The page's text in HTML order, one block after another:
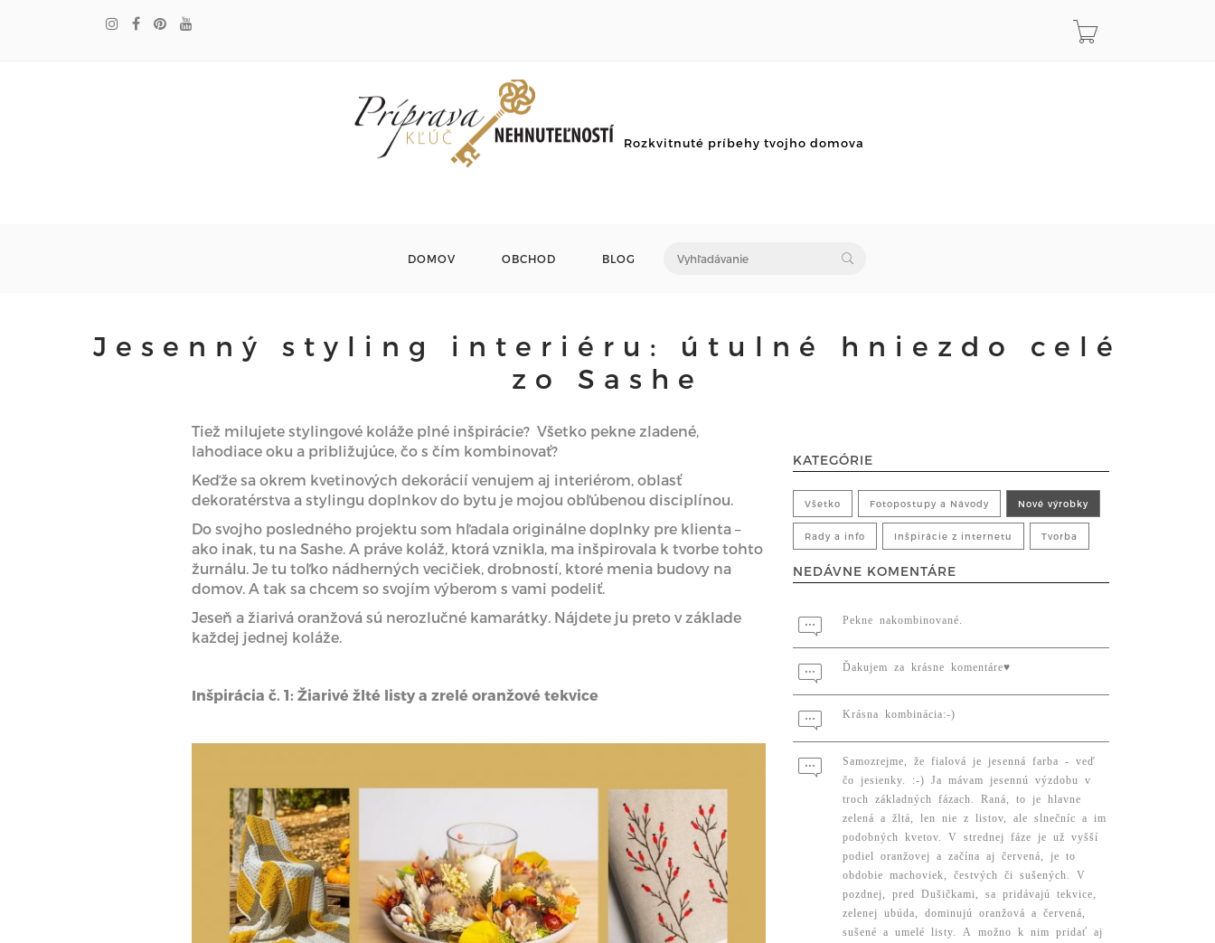
Rozkvitnuté príbehy tvojho domova
DOMOV OBCHOD BLOG
Jesenný styling interiéru: útulné hniezdo celé
zo Sashe
Tiež milujete stylingové koláže plné inšpirácie? Všetko pekne zladené,
lahodiace oku a približujúce, čo s čím kombinovať?
Keďže sa okrem kvetinových dekorácií venujem aj interiérom, oblasť
dekoratérstva a stylingu doplnkov do bytu je mojou obľúbenou disciplínou.
Do svojho posledného projektu som hľadala originálne doplnky pre klienta –
ako inak, tu na Sashe. A práve koláž, ktorá vznikla, ma inšpirovala k tvorbe tohto
žurnálu. Je tu toľko nádherných vecičiek, drobností, ktoré menia budovy na
domov. A tak sa chcem so svojím výberom s vami podeliť.
Jeseň a žiarivá oranžová sú nerozlučné kamarátky. Nájdete ju preto v základe
každej jednej koláže.
Inšpirácia č. 1: Žiarivé žlté listy a zrelé oranžové tekvice
KATEGÓRIE
Všetko Fotopostupy a Návody Nové výrobky
Rady a info Inšpirácie z internetu Tvorba
NEDÁVNE KOMENTÁRE
Pekne nakombinované.
Ďakujem za krásne komentáre♥️
Krásna kombinácia:-)
Samozrejme, že fialová je jesenná farba - veď
čo jesienky. :-) Ja mávam jesennú výzdobu v
troch základných fázach. Raná, to je hlavne
zelená a žltá, len nie z listov, ale slnečníc a im
podobných kvetov. V strednej fáze je už vyšší
podiel oranžovej a začína aj červená, je to
obdobie machoviek, čestvých či sušených. V
pozdnej, pred Dušičkami, sa pridávajú tekvice,
zelenej ubúda, dominujú oranžová a červená,
sušené a umelé listy. A možno k nim pridať aj